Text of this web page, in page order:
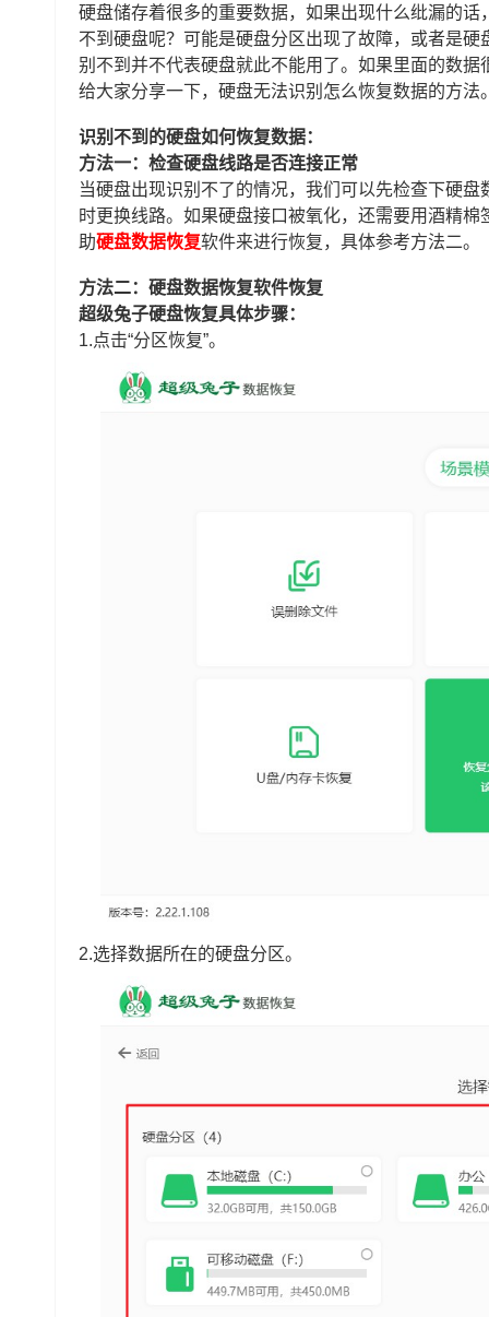
硬盘储存着很多的重要数据，如果出现什么纰漏的
不到硬盘呢？可能是硬盘分区出现了故障，或者是
别不到并不代表硬盘就此不能用了。如果里面的数
给大家分享一下，硬盘无法识别怎么恢复数据的方法
识别不到的硬盘如何恢复数据：
方法一：检查硬盘线路是否连接正常
当硬盘出现识别不了的情况，我们可以先检查下硬
时更换线路。如果硬盘接口被氧化，还需要用酒精
助硬盘数据恢复软件来进行恢复，具体参考方法二。
方法二：硬盘数据恢复软件恢复
超级兔子硬盘恢复具体步骤：
1.点击“分区恢复”。
2.选择数据所在的硬盘分区。